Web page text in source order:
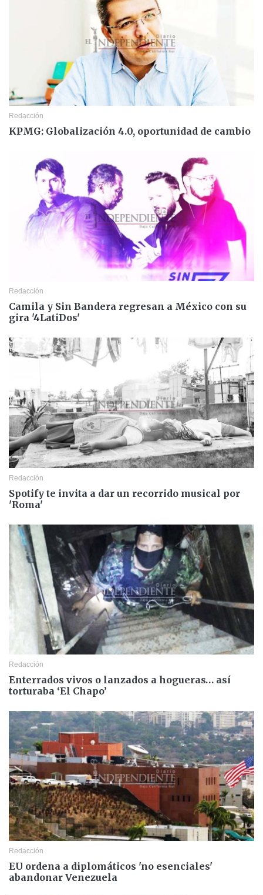
Redacción
KPMG: Globalización 4.0, oportunidad de cambio
Redacción
Camila y Sin Bandera regresan a México con su
gira '4LatiDos'
Redacción
Spotify te invita a dar un recorrido musical por
'Roma'
Redacción
Enterrados vivos o lanzados a hogueras… así
torturaba ‘El Chapo’
Redacción
EU ordena a diplomáticos 'no esenciales'
abandonar Venezuela